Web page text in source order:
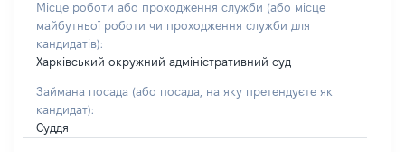
Місце роботи або проходження служби (або місце
майбутньої роботи чи проходження служби для
кандидатів):
Харківський окружний адміністративний суд
Займана посада (або посада, на яку претендуєте як
кандидат):
Суддя